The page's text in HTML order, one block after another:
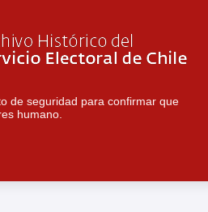
de seguridad para confirmar que
humano.